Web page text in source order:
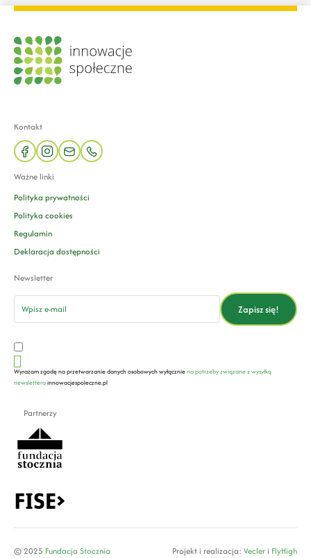
Kontakt
facebookinstagram
mail phone
Ważne linki
Polityka prywatności
Polityka cookies
Regulamin
Deklaracja dostępności
Newsletter
email
Zapisz się!
Wyrażam zgodę na przetwarzanie danych osobowych wyłączniena potrzeby związane z wysyłką
newsletterainnowacjespoleczne.pl
Partnerzy
© 2025 Fundacja Stocznia Projekt i realizacja: Vecler i FlyHigh